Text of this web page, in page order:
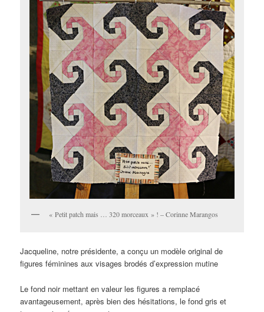
« Petit patch mais … 320 morceaux » ! – Corinne Marangos
Jacqueline, notre présidente, a conçu un modèle original de
figures féminines aux visages brodés d’expression mutine
Le fond noir mettant en valeur les figures a remplacé
avantageusement, après bien des hésitations, le fond gris et